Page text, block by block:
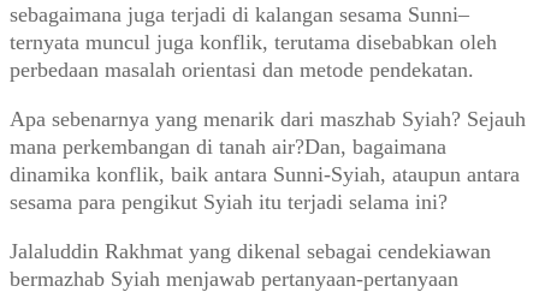
sebagaimana juga terjadi di kalangan sesama Sunni–
ternyata muncul juga konflik, terutama disebabkan oleh
perbedaan masalah orientasi dan metode pendekatan.
Apa sebenarnya yang menarik dari maszhab Syiah? Sejauh
mana perkembangan di tanah air?Dan, bagaimana
dinamika konflik, baik antara Sunni-Syiah, ataupun antara
sesama para pengikut Syiah itu terjadi selama ini?
Jalaluddin Rakhmat yang dikenal sebagai cendekiawan
bermazhab Syiah menjawab pertanyaan-pertanyaan